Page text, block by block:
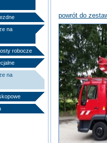
na
robocze
na
powrót do